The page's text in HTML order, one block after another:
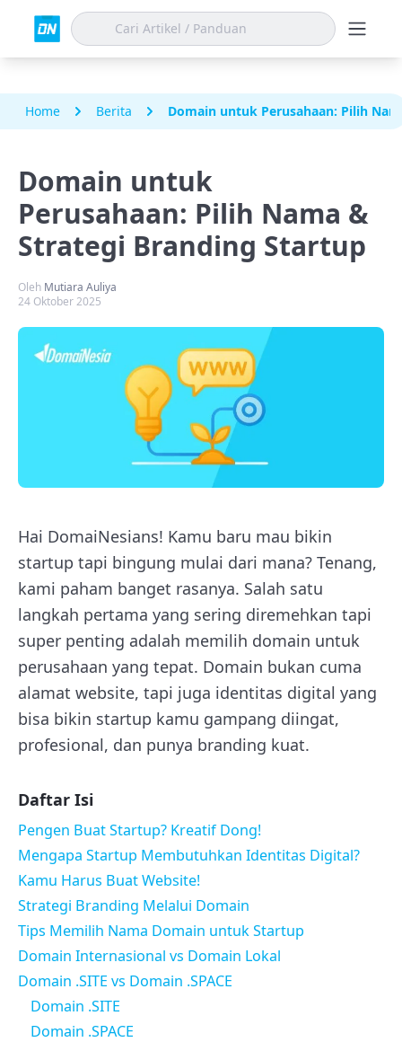
Home Berita Domain untuk Perusahaan: Pilih
Domain untuk
Perusahaan: Pilih Nama &
Strategi Branding Startup
Oleh Mutiara Auliya
24 Oktober 2025
Hai DomaiNesians! Kamu baru mau bikin
startup tapi bingung mulai dari mana? Tenang,
kami paham banget rasanya. Salah satu
langkah pertama yang sering diremehkan tapi
super penting adalah memilih domain untuk
perusahaan yang tepat. Domain bukan cuma
alamat website, tapi juga identitas digital yang
bisa bikin startup kamu gampang diingat,
profesional, dan punya branding kuat.
Daftar Isi
Pengen Buat Startup? Kreatif Dong!
Mengapa Startup Membutuhkan Identitas Digital?
Kamu Harus Buat Website!
Strategi Branding Melalui Domain
Tips Memilih Nama Domain untuk Startup
Domain Internasional vs Domain Lokal
Domain .SITE vs Domain .SPACE
Domain .SITE
Domain .SPACE